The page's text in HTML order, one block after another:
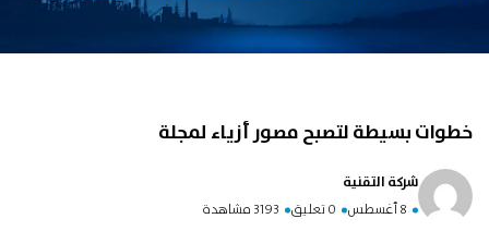
خطوات بسيطة لتصبح مصور أزياء لمجلة
شركة التقنية
8 أغسطس 0 تعليق 3193 مشاهدة